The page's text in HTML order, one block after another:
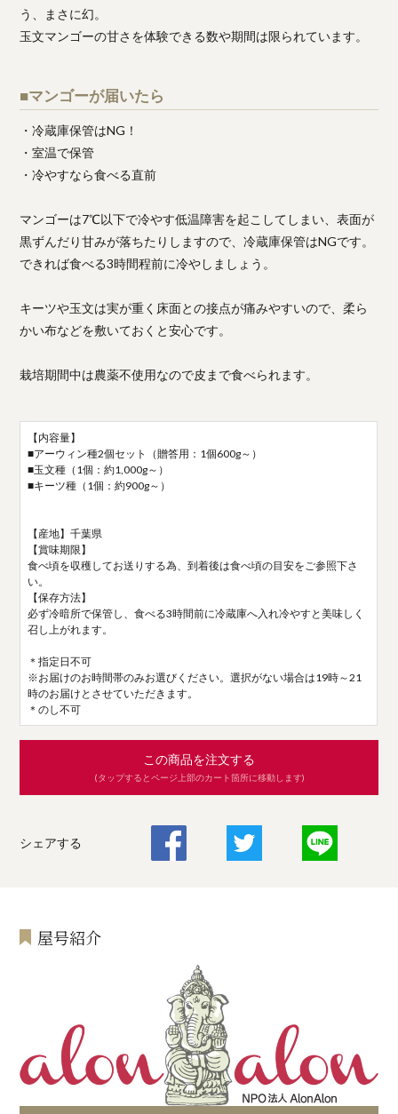
う、まさに幻。
玉文マンゴーの甘さを体験できる数や期間は限られています。
■マンゴーが届いたら
・冷蔵庫保管はNG！
・室温で保管
・冷やすなら食べる直前
マンゴーは7℃以下で冷やす低温障害を起こしてしまい、表面が
黒ずんだり甘みが落ちたりしますので、冷蔵庫保管はNGです。
できれば食べる3時間程前に冷やしましょう。
キーツや玉文は実が重く床面との接点が痛みやすいので、柔ら
かい布などを敷いておくと安心です。
栽培期間中は農薬不使用なので皮まで食べられます。
【内容量】
■アーウィン種2個セット（贈答用：1個600g～）
■玉文種（1個：約1,000g～）
■キーツ種（1個：約900g～）
【産地】千葉県
【賞味期限】
食べ頃を収穫してお送りする為、到着後は食べ頃の目安をご参照下さ
い。
【保存方法】
必ず冷暗所で保管し、食べる3時間前に冷蔵庫へ入れ冷やすと美味しく
召し上がれます。
＊指定日不可
※お届けのお時間帯のみお選びください。選択がない場合は19時～21
時のお届けとさせていただきます。
＊のし不可
この商品を注文する
(タップするとページ上部のカート箇所に移動します)
シェアする
屋号紹介